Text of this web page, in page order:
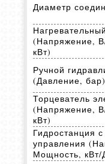
Диаметр
(Напряжение,
кВт)
Ручной
(Давление, бар)
Торцеватель
(Напряжение,
кВт)
Гидростанция
управления
Мощность, кВт/